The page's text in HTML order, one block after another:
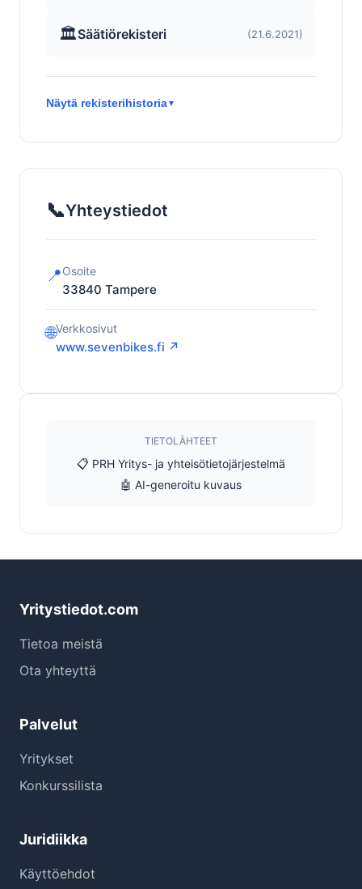
🏛️Säätiörekisteri (21.6.2021)
Näytä rekisterihistoria▼
📞Yhteystiedot
📍Osoite
33840 Tampere
🌐Verkkosivut
www.sevenbikes.fi ↗
TIETOLÄHTEET
📋 PRH Yritys- ja yhteisötietojärjestelmä
🤖 AI-generoitu kuvaus
Yritystiedot.com
Tietoa meistä
Ota yhteyttä
Palvelut
Yritykset
Konkurssilista
Juridiikka
Käyttöehdot